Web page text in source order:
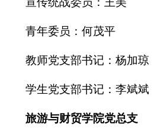
青年委员：何茂平
教师党支部书记： 杨加琼
学生党支部书记：李斌斌
旅游与财贸学院党总支